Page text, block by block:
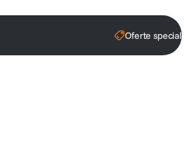
Oferte